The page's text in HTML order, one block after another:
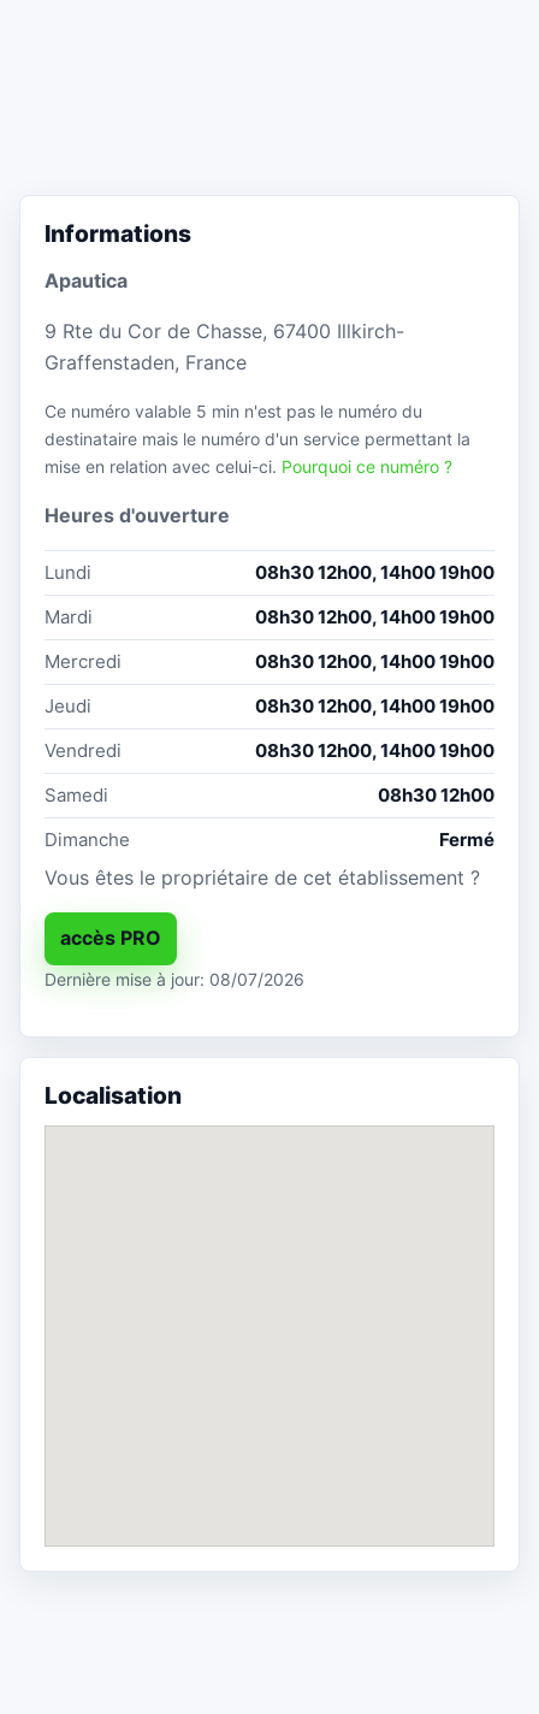
Informations
Apautica
9 Rte du Cor de Chasse, 67400 Illkirch-
Graffenstaden, France
Ce numéro valable 5 min n'est pas le numéro du
destinataire mais le numéro d'un service permettant la
mise en relation avec celui-ci. Pourquoi ce numéro ?
Heures d'ouverture
Lundi
08h30 12h00, 14h00 19h00
Mardi
08h30 12h00, 14h00 19h00
Mercredi
08h30 12h00, 14h00 19h00
Jeudi
08h30 12h00, 14h00 19h00
Vendredi
08h30 12h00, 14h00 19h00
Samedi
08h30 12h00
Dimanche
Fermé
Vous êtes le propriétaire de cet établissement ?
accès PRO
Dernière mise à jour: 08/07/2026
Localisation